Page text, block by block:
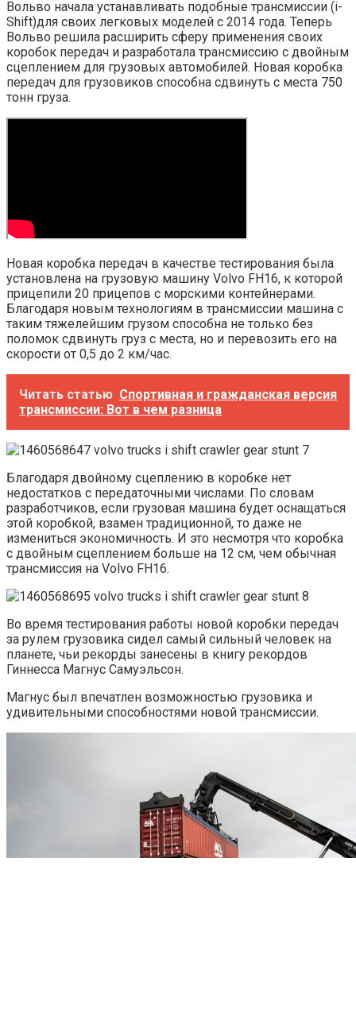
Вольво начала устанавливать подобные трансмиссии (i-
Shift)для своих легковых моделей с 2014 года. Теперь
Вольво решила расширить сферу применения своих
коробок передач и разработала трансмиссию с двойным
сцеплением для грузовых автомобилей. Новая коробка
передач для грузовиков способна сдвинуть с места 750
тонн груза.
Новая коробка передач в качестве тестирования была
установлена на грузовую машину Volvo FH16, к которой
прицепили 20 прицепов с морскими контейнерами.
Благодаря новым технологиям в трансмиссии машина с
таким тяжелейшим грузом способна не только без
поломок сдвинуть груз с места, но и перевозить его на
скорости от 0,5 до 2 км/час.
Читать статью Спортивная и гражданская версия
трансмиссии: Вот в чем разница
Благодаря двойному сцеплению в коробке нет
недостатков с передаточными числами. По словам
разработчиков, если грузовая машина будет оснащаться
этой коробкой, взамен традиционной, то даже не
измениться экономичность. И это несмотря что коробка
с двойным сцеплением больше на 12 см, чем обычная
трансмиссия на Volvo FH16.
Во время тестирования работы новой коробки передач
за рулем грузовика сидел самый сильный человек на
планете, чьи рекорды занесены в книгу рекордов
Гиннесса Магнус Самуэльсон.
Магнус был впечатлен возможностью грузовика и
удивительными способностями новой трансмиссии.